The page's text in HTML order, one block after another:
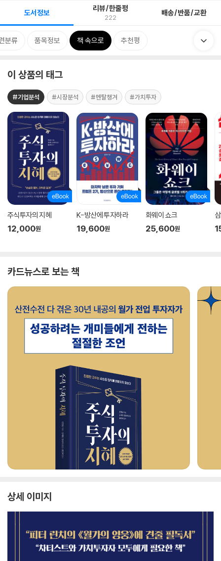
도서정보 리뷰/한줄평
222 배송/반품/교환
분류 품목정보 책 속으로 추천평
이 상품의 태그
#기업분석 #시장분석 #멘탈챙겨 #가치투자
주식투자의 지혜
12,000원
K-방산에 투자하라
19,600원
화웨이 쇼크
25,600원
카드뉴스로 보는 책
상세 이미지